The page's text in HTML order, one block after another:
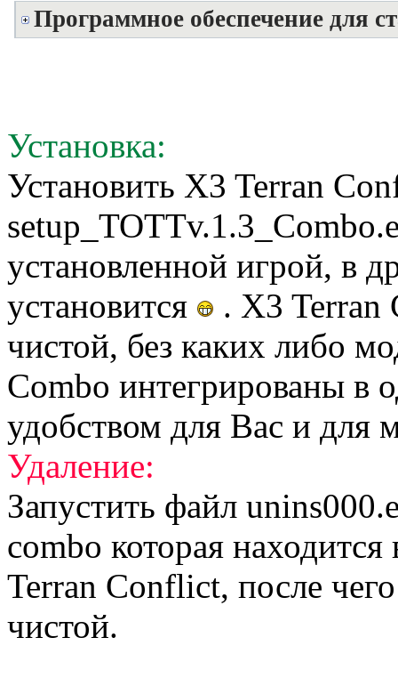
Программное обеспечение для
Установка:
Установить X3 Terran
установленной игрой, в
установится
. X3 Terran
чистой, без каких либо
Combo интегрированы в
удобством для Вас и для
Удаление:
Запустить файл
combo которая
Terran Conflict, после
чистой.